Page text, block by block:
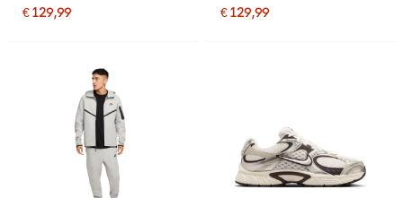
Mintgroen
€ 129,99
Paars
€ 129,99